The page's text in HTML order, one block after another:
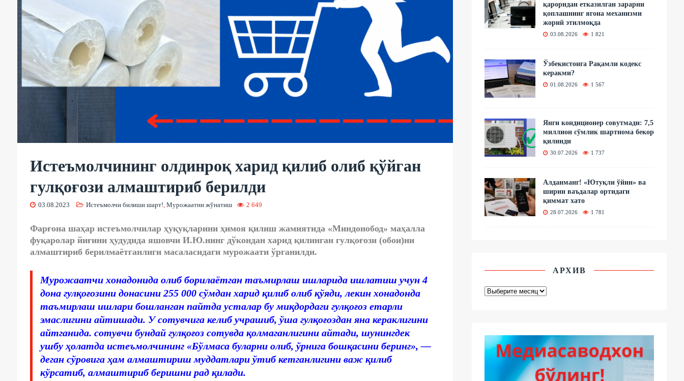
Истеъмолчининг олдинроқ харид қилиб олиб қўйган
гулқоғози алмаштириб берилди
03.08.2023 Истеъмолчи билиши шарт!, Мурожаатни жўнатиш 2 649
Фарғона шаҳар истеъмолчилар ҳуқуқларини ҳимоя қилиш жамиятида «Миндонобод» маҳалла
фуқаролар йиғини ҳудудида яшовчи И.Ю.нинг дўкондан харид қилинган гулқоғози (обои)ни
алмаштириб берилмаётганлиги масаласидаги мурожаати ўрганилди.
Мурожаатчи хонадонида олиб борилаётган таъмирлаш ишларида ишлатиш учун 4
дона гулқоғозини донасини 255 000 сўмдан харид қилиб олиб қўяди, лекин хонадонда
таъмирлаш ишлари бошланган пайтда усталар бу миқдордаги гулқоғоз етарли
эмаслигини айтишади. У сотувчига келиб учрашиб, ўша гулқоғоздан яна кераклигини
айтганида. сотувчи бундай гулқоғоз сотувда қолмаганлигини айтади, шунингдек
ушбу ҳолатда истеъмолчининг «Бўлмаса буларни олиб, ўрнига бошқасини беринг», —
деган сўровига ҳам алмаштириш муддатлари ўтиб кетганлигини важ қилиб
кўрсатиб, алмаштириб беришни рад қилади.
қароридан етказилган зарарни
қоплашнинг ягона механизми
жорий этилмоқда
03.08.2026 1 821
Ўзбекистонга Рақамли кодекс
керакми?
01.08.2026 1 567
Янги кондиционер совутмади: 7,5
миллион сўмлик шартнома бекор
қилинди
30.07.2026 1 737
Алданманг! «Ютуқли ўйин» ва
ширин ваъдалар ортидаги
қиммат хато
28.07.2026 1 781
АРХИВ